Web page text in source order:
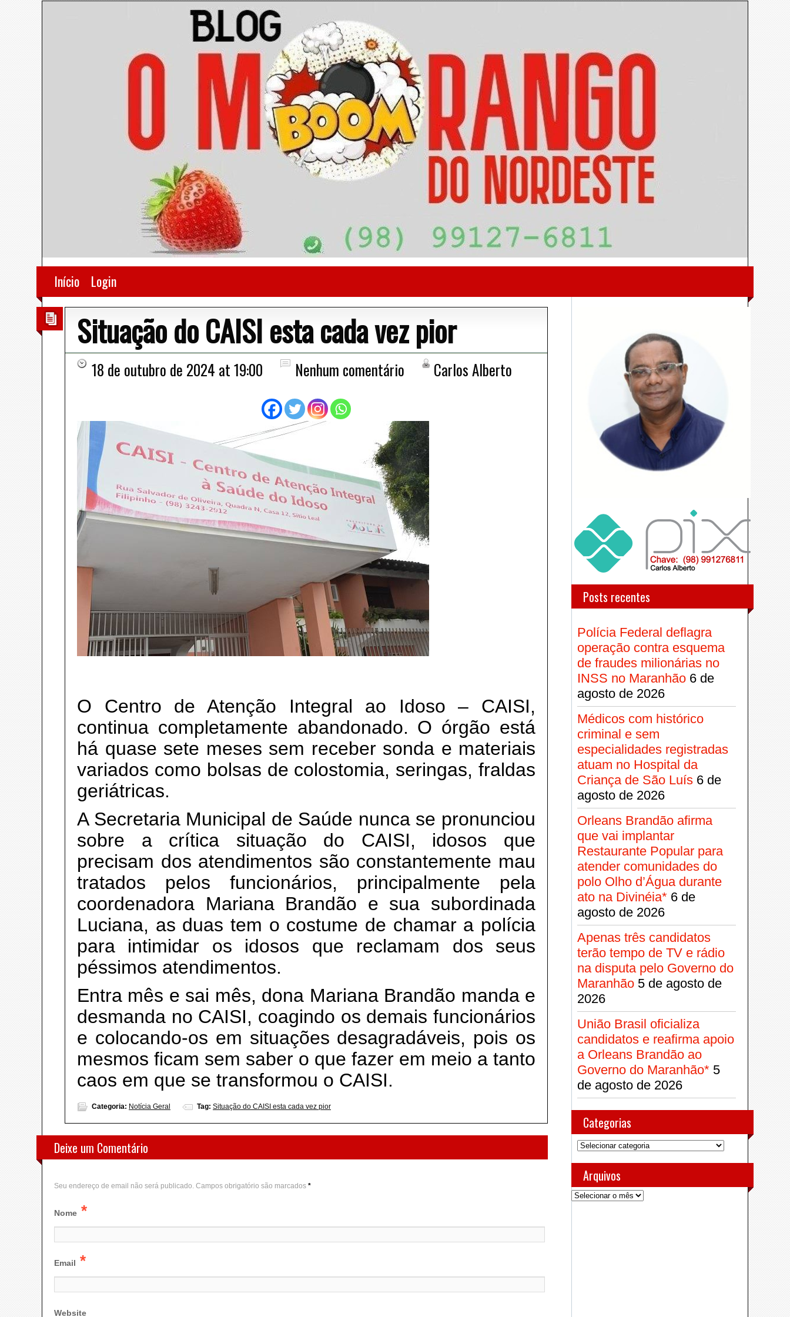
Início Login
Situação do CAISI esta cada vez pior
18 de outubro de 2024 at 19:00 Nenhum comentário Carlos Alberto
O Centro de Atenção Integral ao Idoso – CAISI,
continua completamente abandonado. O órgão está
há quase sete meses sem receber sonda e materiais
variados como bolsas de colostomia, seringas, fraldas
geriátricas.
A Secretaria Municipal de Saúde nunca se pronunciou
sobre a crítica situação do CAISI, idosos que
precisam dos atendimentos são constantemente mau
tratados pelos funcionários, principalmente pela
coordenadora Mariana Brandão e sua subordinada
Luciana, as duas tem o costume de chamar a polícia
para intimidar os idosos que reclamam dos seus
péssimos atendimentos.
Entra mês e sai mês, dona Mariana Brandão manda e
desmanda no CAISI, coagindo os demais funcionários
e colocando-os em situações desagradáveis, pois os
mesmos ficam sem saber o que fazer em meio a tanto
caos em que se transformou o CAISI.
Categoria: Notícia Geral Tag: Situação do CAISI esta cada vez pior
Deixe um Comentário
Seu endereço de email não será publicado. Campos obrigatório são marcados *
Nome *
Email *
Website
Posts recentes
Polícia Federal deflagra
operação contra esquema
de fraudes milionárias no
INSS no Maranhão 6 de
agosto de 2026
Médicos com histórico
criminal e sem
especialidades registradas
atuam no Hospital da
Criança de São Luís 6 de
agosto de 2026
Orleans Brandão afirma
que vai implantar
Restaurante Popular para
atender comunidades do
polo Olho d’Água durante
ato na Divinéia* 6 de
agosto de 2026
Apenas três candidatos
terão tempo de TV e rádio
na disputa pelo Governo do
Maranhão 5 de agosto de
2026
União Brasil oficializa
candidatos e reafirma apoio
a Orleans Brandão ao
Governo do Maranhão* 5
de agosto de 2026
Categorias
Categorias
Arquivos
Arquivos